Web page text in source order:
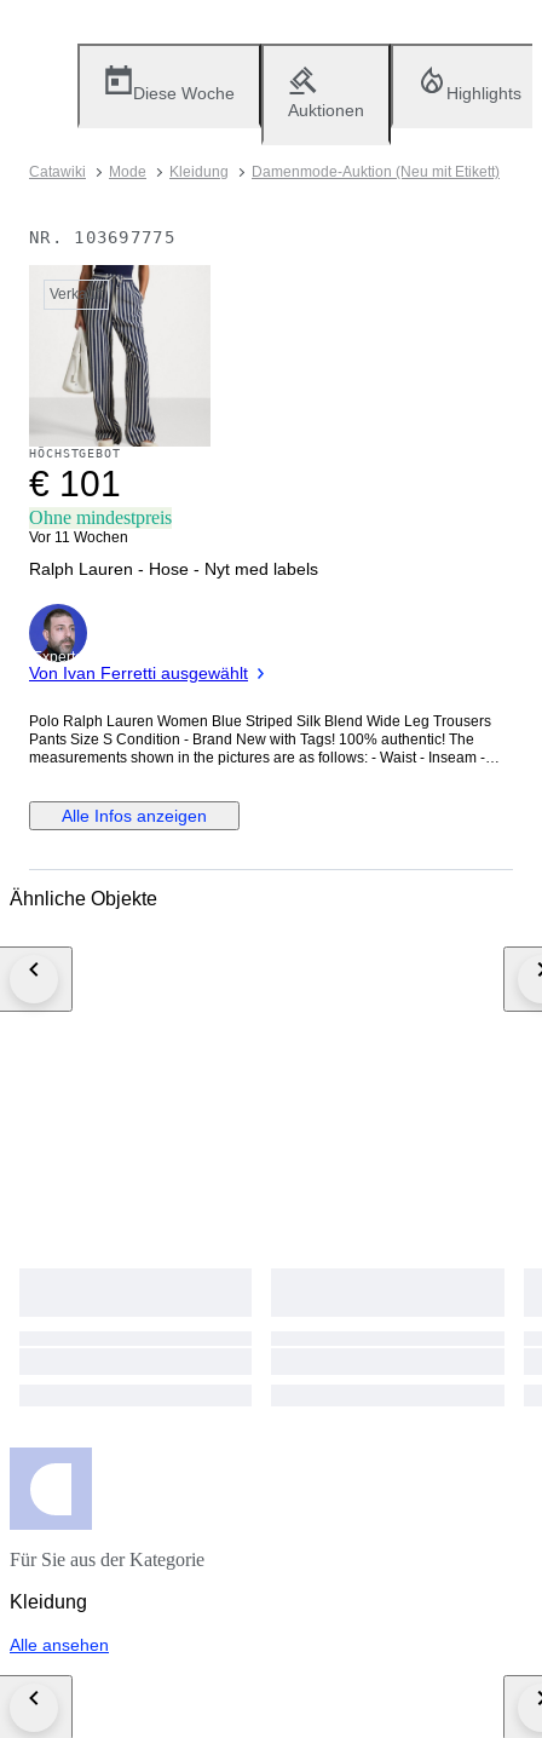
Diese Woche
Auktionen
Highlights
Catawiki Mode Kleidung Damenmode-Auktion (Neu mit Etikett)
NR. 103697775
Verkauft
HÖCHSTGEBOT
€ 101
Ohne mindestpreis
Vor 11 Wochen
Ralph Lauren - Hose - Nyt med labels
Experte
Von Ivan Ferretti ausgewählt
Polo Ralph Lauren Women Blue Striped Silk Blend Wide Leg Trousers
Pants Size S Condition - Brand New with Tags! 100% authentic! The
measurements shown in the pictures are as follows: - Waist - Inseam -
Alle Infos anzeigen
Ähnliche Objekte
Für Sie aus der Kategorie
Kleidung
Alle ansehen